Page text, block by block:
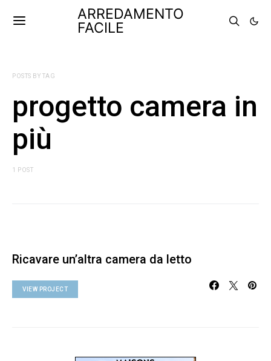
ARREDAMENTO
FACILE
POSTS BY TAG
progetto camera in
più
1 POST
Ricavare un’altra camera da letto
VIEW PROJECT